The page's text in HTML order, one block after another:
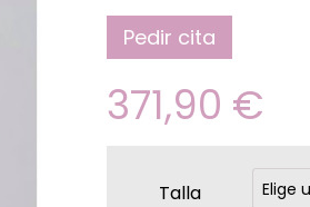
Pedir cita
371,90 €
Talla